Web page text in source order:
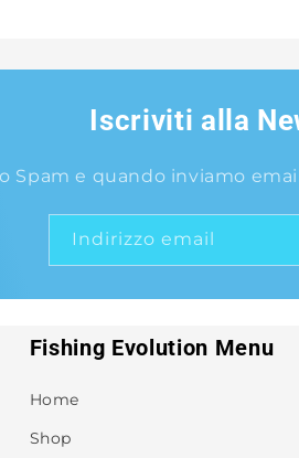
Iscriviti alla
Spam e quando inviamo
Indirizzo email
Fishing Evolution Menu
Home
Shop